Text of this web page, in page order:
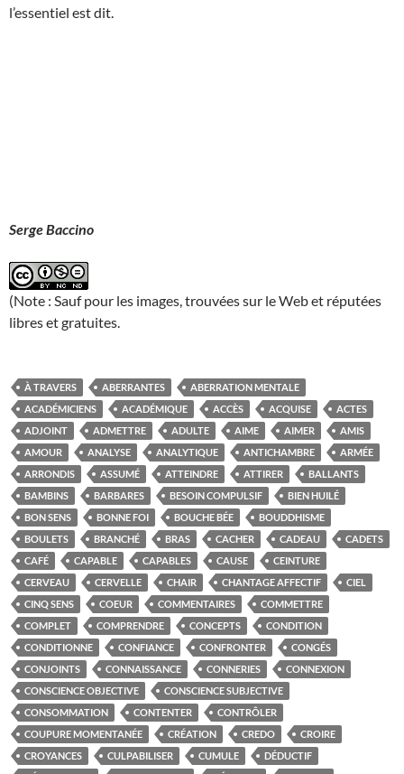
l’essentiel est dit.
Serge Baccino
(Note : Sauf pour les images, trouvées sur le Web et réputées
libres et gratuites.
À TRAVERS ABERRANTES
ABERRATION MENTALE
ACADÉMICIENS
ACADÉMIQUE ACCÈS ACQUISE
ACTES
ADJOINT
ADMETTRE ADULTE AIME AIMER
AMIS
AMOUR
ANALYSE ANALYTIQUE ANTICHAMBRE
ARMÉE
ARRONDIS
ASSUMÉ ATTEINDRE ATTIRER
BALLANTS
BAMBINS
BARBARES BESOIN COMPULSIF
BIEN HUILÉ
BON SENS
BONNE FOI BOUCHE BÉE
BOUDDHISME
BOULETS
BRANCHÉ BRAS CACHER CADEAU
CADETS
CAFÉ
CAPABLE CAPABLES CAUSE
CEINTURE
CERVEAU
CERVELLE CHAIR CHANTAGE AFFECTIF
CIEL
CINQ SENS
COEUR COMMENTAIRES
COMMETTRE
COMPLET
COMPRENDRE CONCEPTS
CONDITION
CONDITIONNE
CONFIANCE CONFRONTER
CONGÉS
CONJOINTS
CONNAISSANCE CONNERIES
CONNEXION
CONSCIENCE OBJECTIVE
CONSCIENCE SUBJECTIVE
CONSOMMATION
CONTENTER
CONTRÔLER
COUPURE MOMENTANÉE
CRÉATION CREDO
CROIRE
CROYANCES
CULPABILISER CUMULE
DÉDUCTIF